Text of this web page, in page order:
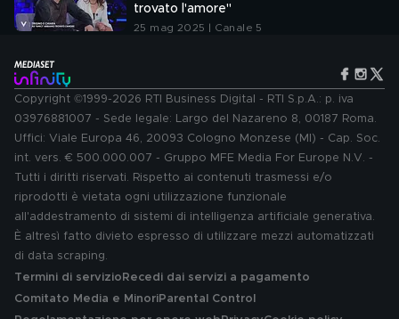
trovato l'amore"
25 mag 2025 | Canale 5
Copyright ©1999-2026 RTI Business Digital - RTI S.p.A.: p. iva
03976881007 - Sede legale: Largo del Nazareno 8, 00187 Roma.
Uffici: Viale Europa 46, 20093 Cologno Monzese (MI) - Cap. Soc.
int. vers. € 500.000.007 - Gruppo MFE Media For Europe N.V. -
Tutti i diritti riservati. Rispetto ai contenuti trasmessi e/o
riprodotti è vietata ogni utilizzazione funzionale
all'addestramento di sistemi di intelligenza artificiale generativa.
È altresì fatto divieto espresso di utilizzare mezzi automatizzati
di data scraping.
Termini di servizio Recedi dai servizi a pagamento
Comitato Media e MinoriParental Control